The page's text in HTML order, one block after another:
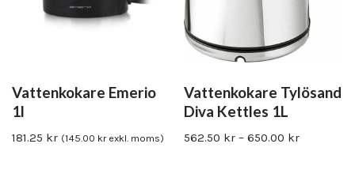
Vattenkokare Emerio
1l
181.25 kr (145.00 krexkl. moms)
Vattenkokare Tylösand
Diva Kettles 1L
562.50 kr – 650.00 kr